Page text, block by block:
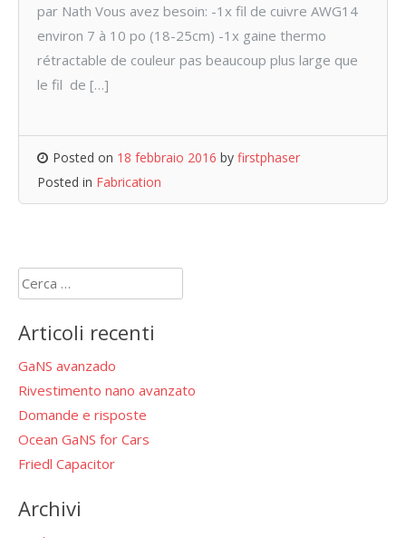
par Nath Vous avez besoin: -1x fil de cuivre AWG14
environ 7 à 10 po (18-25cm) -1x gaine thermo
rétractable de couleur pas beaucoup plus large que
le fil de […]
Posted on 18 febbraio 2016 by firstphaser
Posted in Fabrication
Ricerca
per:
Articoli recenti
GaNS avanzado
Rivestimento nano avanzato
Domande e risposte
Ocean GaNS for Cars
Friedl Capacitor
Archivi